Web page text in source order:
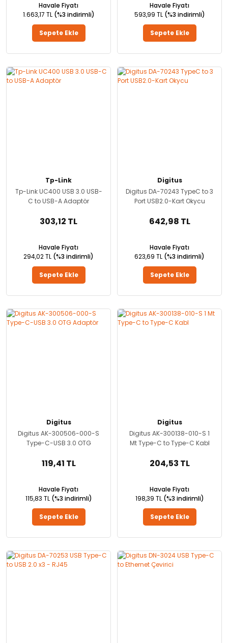
Havale Fiyatı
1.663,17 TL (%3 indirimli)
Sepete Ekle
Havale Fiyatı
593,99 TL (%3 indirimli)
Sepete Ekle
Tp-Link
Tp-Link UC400 USB 3.0 USB-
C to USB-A Adaptör
303,12 TL
Havale Fiyatı
294,02 TL (%3 indirimli)
Sepete Ekle
Digitus
Digitus DA-70243 TypeC to 3
Port USB2.0-Kart Okycu
642,98 TL
Havale Fiyatı
623,69 TL (%3 indirimli)
Sepete Ekle
Digitus
Digitus AK-300506-000-S
Type-C-USB 3.0 OTG
119,41 TL
Havale Fiyatı
115,83 TL (%3 indirimli)
Sepete Ekle
Digitus
Digitus AK-300138-010-S 1
Mt Type-C to Type-C Kabl
204,53 TL
Havale Fiyatı
198,39 TL (%3 indirimli)
Sepete Ekle